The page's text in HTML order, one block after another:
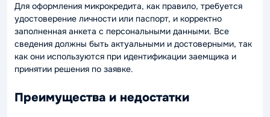
Для оформления микрокредита, как правило, требуется
удостоверение личности или паспорт, и корректно
заполненная анкета с персональными данными. Все
сведения должны быть актуальными и достоверными, так
как они используются при идентификации заемщика и
принятии решения по заявке.
Преимущества и недостатки